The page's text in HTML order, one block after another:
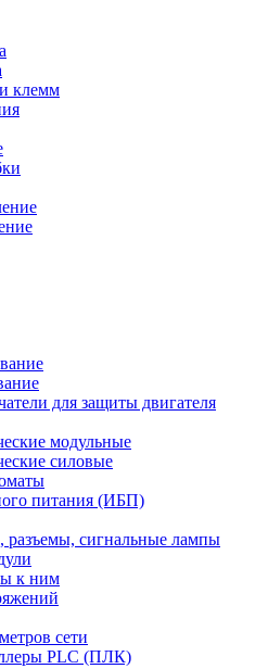
клемм
для защиты двигателя
модульные
силовые
питания (ИБП)
разъемы, сигнальные лампы
к ним
сети
PLC (ПЛК)